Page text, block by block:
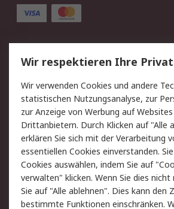
Service
Value Added Services
Rücksendungen
Hilfe
Rechtliches
AGB
Cookie-Richtlinie
Copyright/Impressum
Wir respektieren Ihre
Wir verwenden Cookies und andere
statistischen Nutzungsanalyse, zur
zur Anzeige von Werbung auf
Drittanbietern. Durch Klicken auf "Alle
erklären Sie sich mit der Verarbeitung
essentiellen Cookies einverstanden.
Cookies auswählen, indem Sie auf
verwalten" klicken. Wenn Sie dies
Sie auf "Alle ablehnen". Dies kann den
bestimmte Funktionen einschränken.